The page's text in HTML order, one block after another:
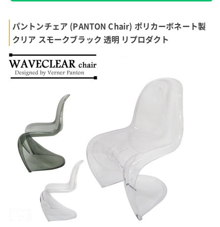
パントンチェア (PANTON Chair) ポリカーボネート製
クリア スモークブラック 透明 リプロダクト